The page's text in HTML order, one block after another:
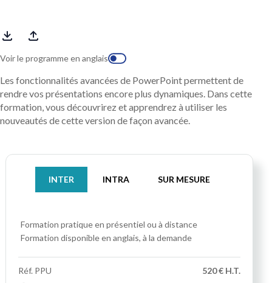
Voir le programme en anglais
Les fonctionnalités avancées de PowerPoint permettent de
rendre vos présentations encore plus dynamiques. Dans cette
formation, vous découvrirez et apprendrez à utiliser les
nouveautés de cette version de façon avancée.
INTER INTRA SUR MESURE
Formation pratique en présentiel ou à distance
Formation disponible en anglais, à la demande
Réf. PPU
520 € H.T.